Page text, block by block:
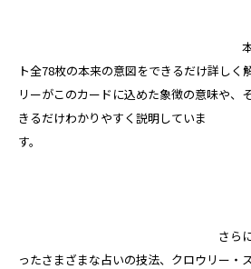
本書では、トー
ト全78枚の本来の意図をできるだけ詳しく
リーがこのカードに込めた象徴の意味や、
きるだけわかりやすく説明していま
す
さらに、トート・
ったさまざまな占いの技法、クロウリー・